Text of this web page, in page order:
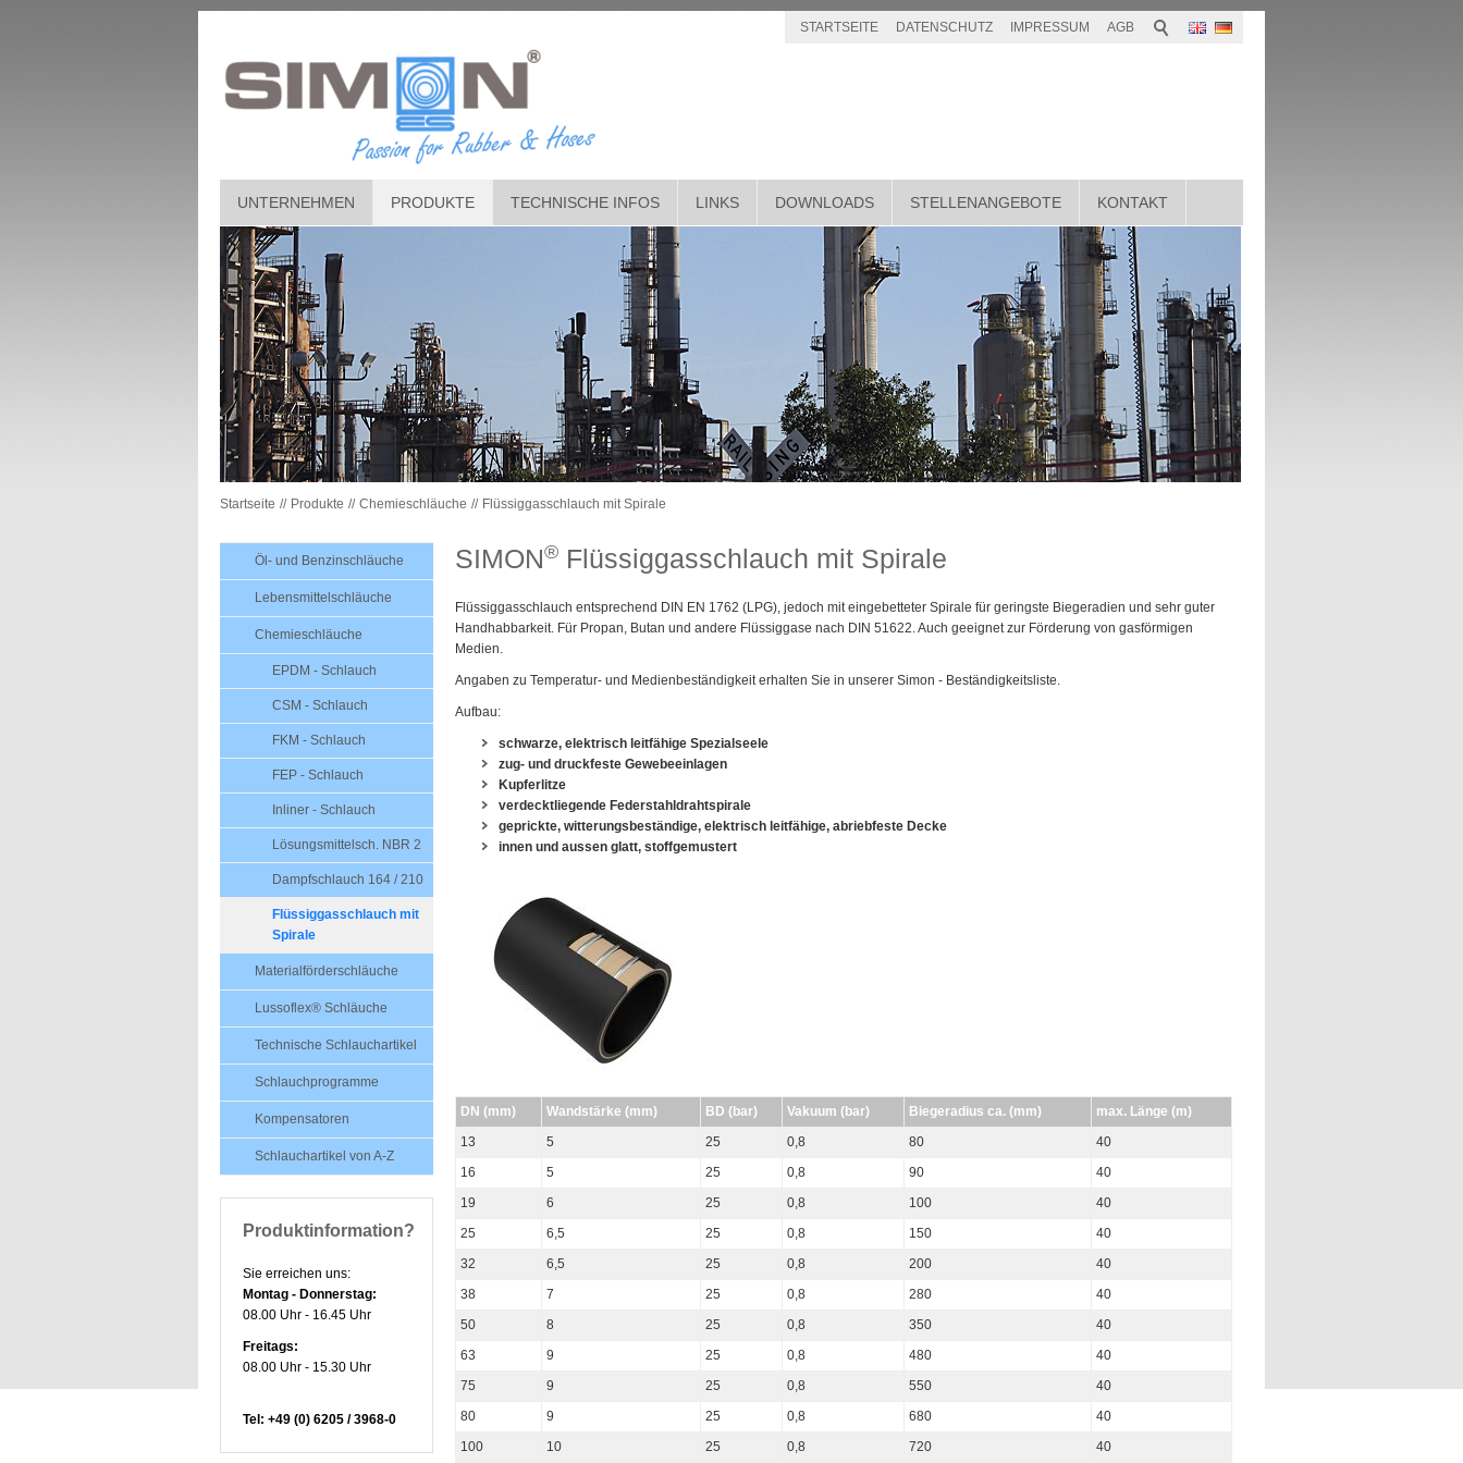
STARTSEITE DATENSCHUTZ IMPRESSUM AGB
UNTERNEHMEN PRODUKTE TECHNISCHE INFOS LINKS DOWNLOADS STELLENANGEBOTE KONTAKT
Startseite Produkte Chemieschläuche Flüssiggasschlauch mit Spirale
Öl- und Benzinschläuche
Lebensmittelschläuche
Chemieschläuche
EPDM - Schlauch
CSM - Schlauch
FKM - Schlauch
FEP - Schlauch
Inliner - Schlauch
Lösungsmittelsch. NBR 2
Dampfschlauch 164 / 210
Flüssiggasschlauch mit
Spirale
Materialförderschläuche
Lussoflex® Schläuche
Technische Schlauchartikel
Schlauchprogramme
Kompensatoren
Schlauchartikel von A-Z
Produktinformation?
Sie erreichen uns:
Montag - Donnerstag:
08.00 Uhr - 16.45 Uhr
Freitags:
08.00 Uhr - 15.30 Uhr
Tel: +49 (0) 6205 / 3968-0
SIMON® Flüssiggasschlauch mit Spirale
Flüssiggasschlauch entsprechend DIN EN 1762 (LPG), jedoch mit eingebetteter Spirale für geringste Biegeradien und sehr guter
Handhabbarkeit. Für Propan, Butan und andere Flüssiggase nach DIN 51622. Auch geeignet zur Förderung von gasförmigen
Medien.
Angaben zu Temperatur- und Medienbeständigkeit erhalten Sie in unserer Simon - Beständigkeitsliste.
Aufbau:
schwarze, elektrisch leitfähige Spezialseele
zug- und druckfeste Gewebeeinlagen
Kupferlitze
verdecktliegende Federstahldrahtspirale
geprickte, witterungsbeständige, elektrisch leitfähige, abriebfeste Decke
innen und aussen glatt, stoffgemustert
DN (mm) Wandstärke (mm) BD (bar) Vakuum (bar) Biegeradius ca. (mm)
max. Länge (m)
13
5 25 0,8 80
40
16
5 25 0,8 90
40
19
6 25 0,8 100
40
25
6,5 25 0,8 150
40
32
6,5 25 0,8 200
40
38
7 25 0,8 280
40
50
8 25 0,8 350
40
63
9 25 0,8 480
40
75
9 25 0,8 550
40
80
9 25 0,8 680
40
100
10 25 0,8 720 40